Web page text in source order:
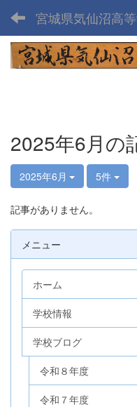
宮城県気仙沼高
2025年6月の
2025年6月 5件
記事がありません。
メニュー
ホーム
学校情報
学校ブログ
令和８年度
令和７年度